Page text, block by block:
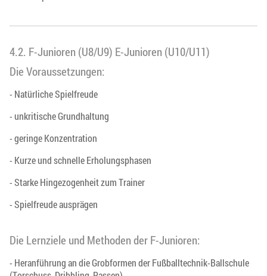
4.2. F-Junioren (U8/U9) E-Junioren (U10/U11)
Die Voraussetzungen:
- Natürliche Spielfreude
- unkritische Grundhaltung
- geringe Konzentration
- Kurze und schnelle Erholungsphasen
- Starke Hingezogenheit zum Trainer
- Spielfreude ausprägen
Die Lernziele und Methoden der F-Junioren:
- Heranführung an die Grobformen der Fußballtechnik-Ballschule